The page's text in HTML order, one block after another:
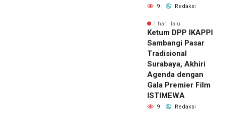
9 Redaksi
1 hari lalu
Ketum DPP IKAPPI
Sambangi Pasar
Tradisional
Surabaya, Akhiri
Agenda dengan
Gala Premier Film
ISTIMEWA
9 Redaksi